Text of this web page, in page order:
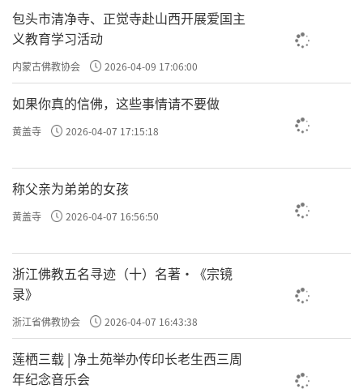
包头市清净寺、正觉寺赴山西开展爱国主
义教育学习活动
内蒙古佛教协会 2026-04-09 17:06:00
如果你真的信佛，这些事情请不要做
黄盖寺 2026-04-07 17:15:18
称父亲为弟弟的女孩
黄盖寺 2026-04-07 16:56:50
浙江佛教五名寻迹（十）名著·《宗镜
录》
浙江省佛教协会 2026-04-07 16:43:38
莲栖三载 | 净土苑举办传印长老生西三周
年纪念音乐会